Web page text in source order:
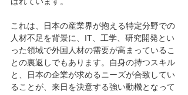
これは、日本の産業界が抱える特定分野での
人材不足を背景に、IT、工学、研究開発とい
った領域で外国人材の需要が高まっているこ
との裏返しでもあります。自身の持つスキル
と、日本の企業が求めるニーズが合致してい
ることが、来日を決意する強い動機となって